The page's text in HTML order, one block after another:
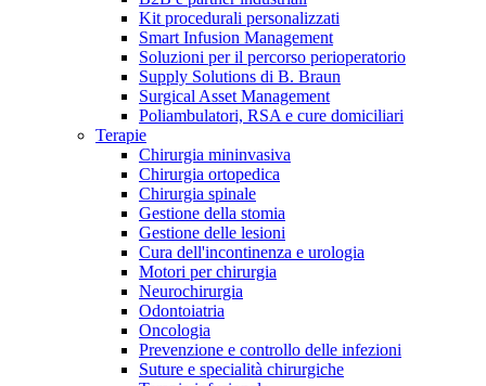
Catalogo prodotti
Trova il prodotto che stai cercando. Visita il catalogo B.
Hai domande o richieste? Scrivici per entrare subito in
Kit procedurali personalizzati
Smart Infusion Management
Soluzioni per il percorso perioperatorio
Supply Solutions di B. Braun
Surgical Asset Management
Poliambulatori, RSA e cure domiciliari
Terapie
Chirurgia mininvasiva
Chirurgia ortopedica
Chirurgia spinale
Gestione della stomia
Gestione delle lesioni
Cura dell'incontinenza e urologia
Motori per chirurgia
Neurochirurgia
Odontoiatria
Oncologia
Prevenzione e controllo delle infezioni
Suture e specialità chirurgiche